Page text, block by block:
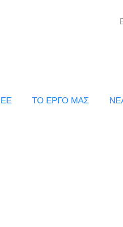
ΤΟ ΕΡΓΟ ΜΑΣ